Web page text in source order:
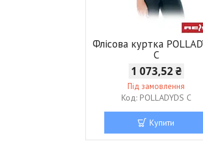
Флісова куртка
C
1 073,52 ₴
Під замовлення
POLLADYDS C
Купити